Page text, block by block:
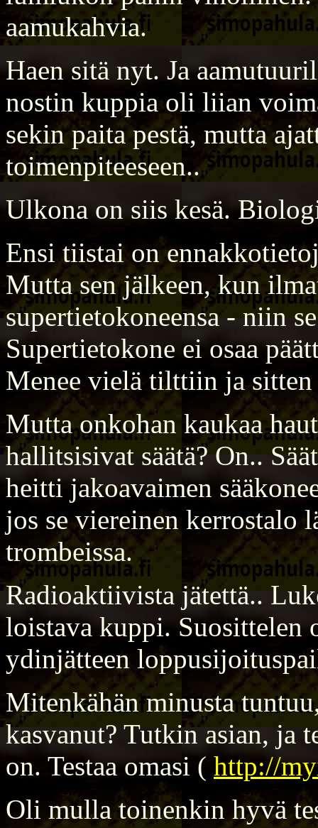
aamukahvia.
Haen sitä nyt. Ja
nostin kuppia oli liian
sekin paita pestä, mutta
toimenpiteeseen..
Ulkona on siis kesä.
Ensi tiistai on
Mutta sen jälkeen, kun
supertietokoneensa - niin
Supertietokone ei osaa
Menee vielä tilttiin ja sitten
Mutta onkohan kaukaa
hallitsisivat säätä? On..
heitti jakoavaimen
jos se viereinen kerrostalo
trombeissa.
Radioaktiivista jätettä..
loistava kuppi. Suosittelen
ydinjätteen
Mitenkähän minusta
kasvanut? Tutkin asian, ja
on. Testaa omasi ( http://
Oli mulla toinenkin hyvä